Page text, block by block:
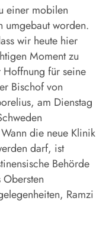
einer mobilen
umgebaut worden.
wir heute hier
Moment zu
für seine
Bischof von
am Dienstag
die neue Klinik
darf, ist
Behörde
Ramzi